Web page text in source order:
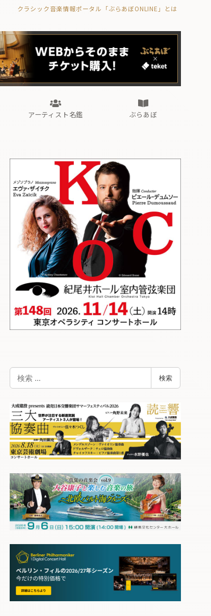
クラシック音楽情報ポータル「ぶらあぼONLINE」とは
ぶらあぼブラス！
フォルテピアノ・オデッセイ
アーティスト名鑑 ぶらあぼ
ぶらあぼブラス！
フォルテピアノ・オデッセイ
検
索
検索